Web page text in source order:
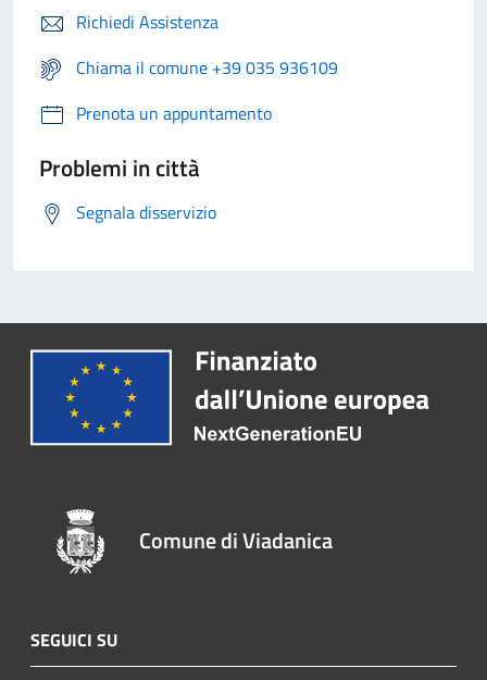
Richiedi Assistenza
Chiama il comune +39 035 936109
Prenota un appuntamento
Problemi in città
Segnala disservizio
Comune di Viadanica
SEGUICI SU